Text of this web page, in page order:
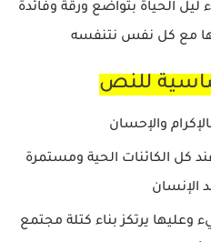
الحياة بتواضع ورقة وفائدة
مع كل نفس نتنفسه
للنص
والإحسان
كل الكائنات الحية ومستمرة
الإنسان
وعليها يرتكز بناء كتلة مجتمع